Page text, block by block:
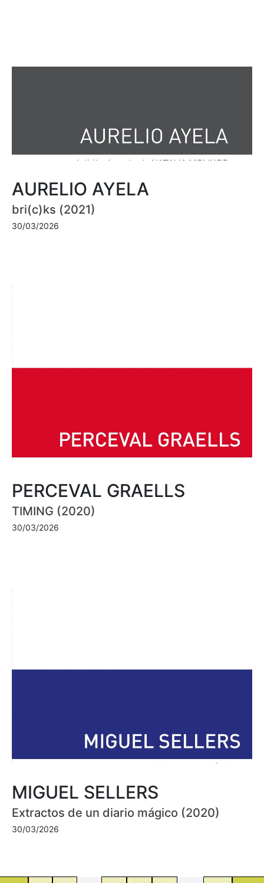
AURELIO AYELA
bri(c)ks (2021)
30/03/2026
PERCEVAL GRAELLS
TIMING (2020)
30/03/2026
MIGUEL SELLERS
Extractos de un diario mágico (2020)
30/03/2026